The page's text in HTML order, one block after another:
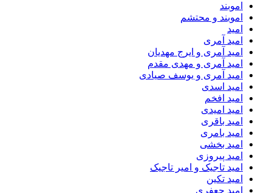
اموبند
اموبند و محتشم
امید
امید آمری
امید آمری و ایرج مهدیان
امید آمری و مهدی مقدم
امید آمری و یوسف صیادی
امید اسدی
امید افخم
امید امیدی
امید باقری
امید بامری
امید بخشی
امید پیروزی
امید تاجیک و امیر تاجیک
امید تکین
امید جعفری